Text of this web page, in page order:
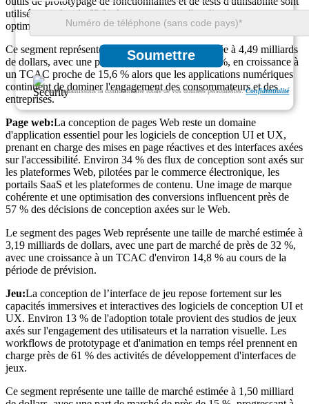
Soumettre
Nous garantissons la confidentialité totale de vos données personnelles.Confidentialité
utilisés par plus de 63 % des concepteurs d'applications pour
optimiser les parcours des utilisateurs.
Ce segment représente une taille de marché estimée à 4,49 milliards
de dollars, avec une part de marché d'environ 45 %, en croissance à
un TCAC proche de 15,6 % alors que les applications numériques
continuent de dominer l'engagement des consommateurs et des
entreprises.
Page web:La conception de pages Web reste un domaine
d'application essentiel pour les logiciels de conception UI et UX,
prenant en charge des mises en page réactives et des interfaces axées
sur l'accessibilité. Environ 34 % des flux de conception sont axés sur
les plateformes Web, pilotées par le commerce électronique, les
portails SaaS et les plateformes de contenu. Une image de marque
cohérente et une optimisation des conversions influencent près de
57 % des décisions de conception axées sur le Web.
Le segment des pages Web représente une taille de marché estimée à
3,19 milliards de dollars, avec une part de marché de près de 32 %,
avec une croissance à un TCAC d'environ 14,8 % au cours de la
période de prévision.
Jeu:La conception de l’interface de jeu repose fortement sur les
capacités immersives et interactives des logiciels de conception UI et
UX. Environ 13 % de l'adoption totale provient des studios de jeux
axés sur l'engagement des utilisateurs et la narration visuelle. Les
workflows de prototypage et d'animation en temps réel prennent en
charge près de 61 % des activités de développement d'interfaces de
jeux.
Ce segment représente une taille de marché estimée à 1,50 milliard